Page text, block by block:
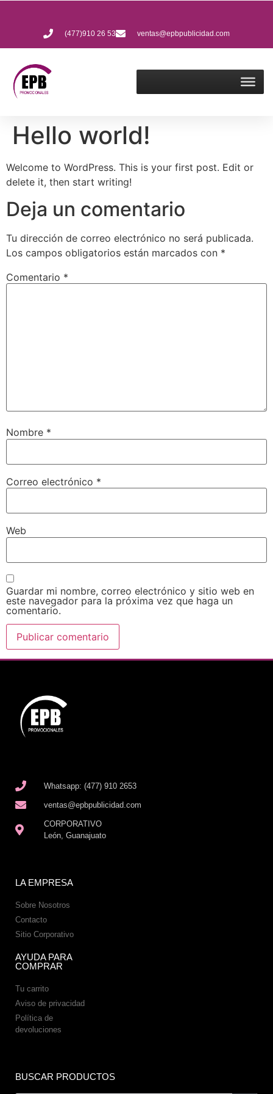
(477)910 26 53 ventas@epbpublicidad.com
Hello world!
Welcome to WordPress. This is your first post. Edit or
delete it, then start writing!
Deja un comentario
Tu dirección de correo electrónico no será publicada.
Los campos obligatorios están marcados con *
Comentario *
Nombre *
Correo electrónico *
Web
Guardar mi nombre, correo electrónico y sitio web en
este navegador para la próxima vez que haga un
comentario.
Whatsapp: (477) 910 2653
ventas@epbpublicidad.com
CORPORATIVO
León, Guanajuato
LA EMPRESA
Sobre Nosotros
Contacto
Sitio Corporativo
AYUDA PARA
COMPRAR
Tu carrito
Aviso de privacidad
Política de
devoluciones
BUSCAR PRODUCTOS